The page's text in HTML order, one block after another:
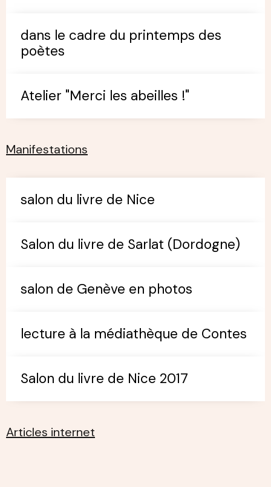
dans le cadre du printemps des
poètes
Atelier "Merci les abeilles !"
Manifestations
salon du livre de Nice
Salon du livre de Sarlat (Dordogne)
salon de Genève en photos
lecture à la médiathèque de Contes
Salon du livre de Nice 2017
Articles internet